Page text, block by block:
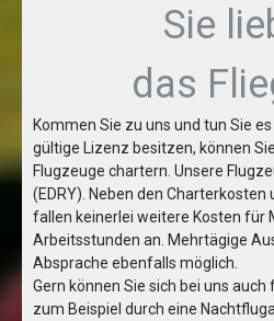
Sie
das
Kommen Sie zu uns und tun Sie
gültige Lizenz besitzen, können
Flugzeuge chartern. Unsere
(EDRY). Neben den
fallen keinerlei weitere Kosten für
Arbeitsstunden an. Mehrtägige
Absprache ebenfalls möglich.
Gern können Sie sich bei uns
zum Beispiel durch eine